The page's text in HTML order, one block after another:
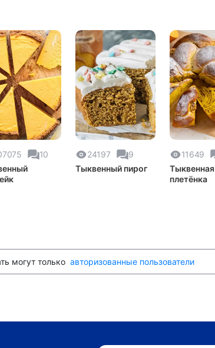
10
24197
9
Тыквенный пирог
11649
Тыквенная
плетёнка
могут толькоавторизованные пользователи